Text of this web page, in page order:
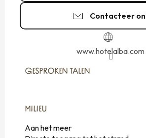
Contacteer
www.hotelalba.com
GESPROKEN TALEN
GESPROKEN TALEN
MILIEU
MILIEU
Aan het meer